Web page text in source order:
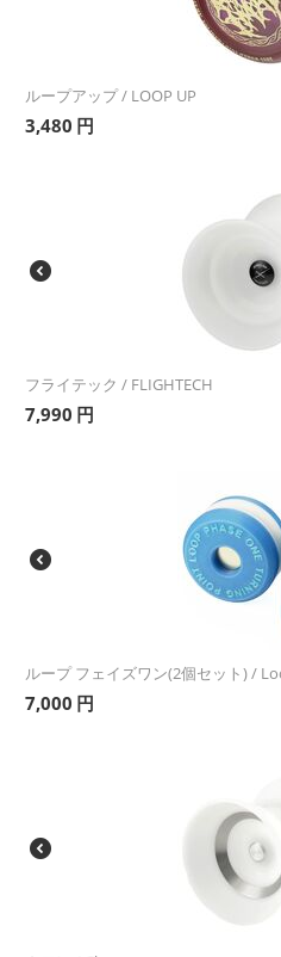
ループアップ / LOOP UP
3,480 円
フライテック / FLIGHTECH
7,990 円
ループ フェイズワン(2個セット) /
7,000 円